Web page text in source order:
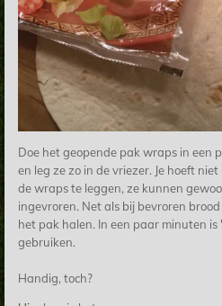
Doe het geopende pak wraps in een
en leg ze zo in de vriezer. Je hoeft
de wraps te leggen, ze kunnen
ingevroren. Net als bij bevroren
het pak halen. In een paar minuten is
gebruiken.
Handig, toch?